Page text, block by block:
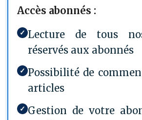
Accès abonnés :
✓ Lecture de tous
réservés aux abonnés
✓ Possibilité de
articles
✓ Gestion de votre